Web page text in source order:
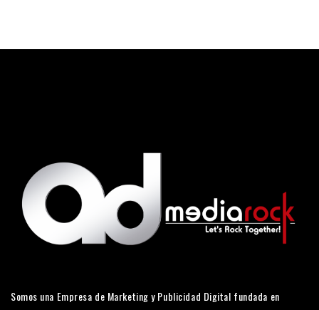
Somos una Empresa de Marketing y Publicidad Digital fundada en